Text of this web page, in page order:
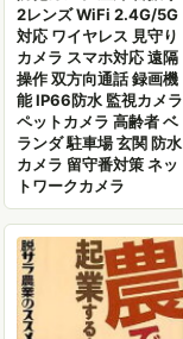
2レンズ WiFi 2.4G/5G
対応 ワイヤレス 見守り
カメラ スマホ対応 遠隔
操作 双方向通話 録画機
能 IP66防水 監視カメラ
ペットカメラ 高齢者 ベ
ランダ 駐車場 玄関 防水
カメラ 留守番対策 ネッ
トワークカメラ